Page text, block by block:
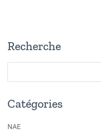
Recherche
Catégories
NAE